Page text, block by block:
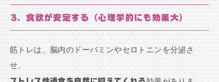
3. 食欲が安定する（心理学的にも効果大）
筋トレは、脳内のドーパミンやセロトニンを分泌さ
せ、